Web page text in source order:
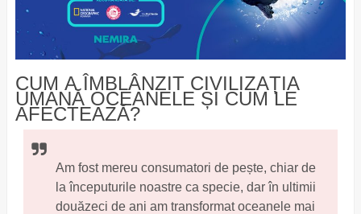
CUM A ÎMBLÂNZIT CIVILIZAȚIA
UMANĂ OCEANELE ȘI CUM LE
AFECTEAZĂ?
Am fost mereu consumatori de pește, chiar de
la începuturile noastre ca specie, dar în ultimii
douăzeci de ani am transformat oceanele mai